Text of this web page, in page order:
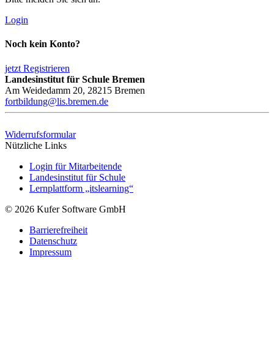
Login
Noch kein Konto?
jetzt Registrieren
Landesinstitut für Schule Bremen
Am Weidedamm 20, 28215 Bremen
fortbildung@lis.bremen.de
Widerrufsformular
Nützliche Links
Login für Mitarbeitende
Landesinstitut für Schule
Lernplattform „itslearning“
© 2026 Kufer Software GmbH
Barrierefreiheit
Datenschutz
Impressum